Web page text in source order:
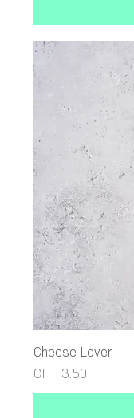
Cheese Lover
Preis
CHF 3.50